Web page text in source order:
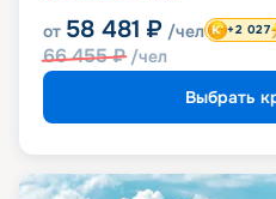
от 58 481 ₽ /чел
66 455₽ /чел
+2 027
Выбрать